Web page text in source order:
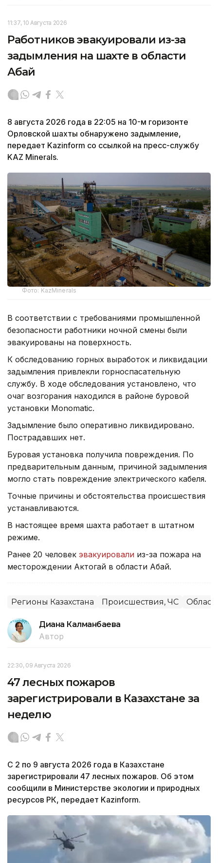
11:37, 10 Августа 2026
Работников эвакуировали из-за
задымления на шахте в области
Абай
8 августа 2026 года в 22:05 на 10-м горизонте
Орловской шахты обнаружено задымление,
передает Kazinform со ссылкой на пресс-службу
KAZ Minerals.
Фото: KazMinerals
В соответствии с требованиями промышленной
безопасности работники ночной смены были
эвакуированы на поверхность.
К обследованию горных выработок и ликвидации
задымления привлекли горноспасательную
службу. В ходе обследования установлено, что
очаг возгорания находился в районе буровой
установки Monomatic.
Задымление было оперативно ликвидировано.
Пострадавших нет.
Буровая установка получила повреждения. По
предварительным данным, причиной задымления
могло стать повреждение электрического кабеля.
Точные причины и обстоятельства происшествия
устанавливаются.
В настоящее время шахта работает в штатном
режиме.
Ранее 20 человек эвакуировали из-за пожара на
месторождении Актогай в области Абай.
Регионы Казахстана Происшествия, ЧС
Диана Калманбаева
Автор
22:30, 09 Августа 2026
47 лесных пожаров
зарегистрировали в Казахстане за
неделю
С 2 по 9 августа 2026 года в Казахстане
зарегистрировали 47 лесных пожаров. Об этом
сообщили в Министерстве экологии и природных
ресурсов РК, передает Kazinform.